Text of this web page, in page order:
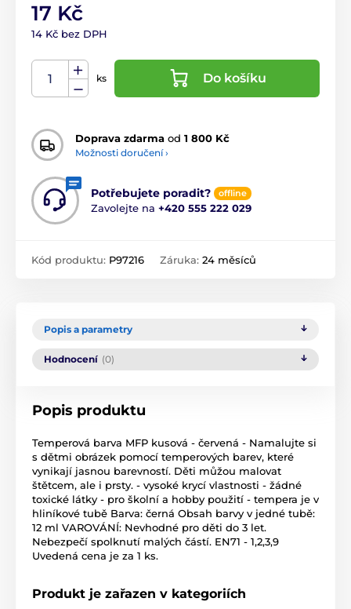
17 Kč
14 Kč bez DPH
ks Do košíku
Doprava zdarma od 1 800 Kč
Možnosti doručení ›
Potřebujete poradit? offline
Zavolejte na +420 555 222 029
Kód produktu: P97216 Záruka: 24 měsíců
Popis a parametry
Hodnocení (0)
Popis produktu
Temperová barva MFP kusová - červená - Namalujte si
s dětmi obrázek pomocí temperových barev, které
vynikají jasnou barevností. Děti můžou malovat
štětcem, ale i prsty. - vysoké krycí vlastnosti - žádné
toxické látky - pro školní a hobby použití - tempera je v
hliníkové tubě Barva: černá Obsah barvy v jedné tubě:
12 ml VAROVÁNÍ: Nevhodné pro děti do 3 let.
Nebezpečí spolknutí malých částí. EN71 - 1,2,3,9
Uvedená cena je za 1 ks.
Produkt je zařazen v kategoriích